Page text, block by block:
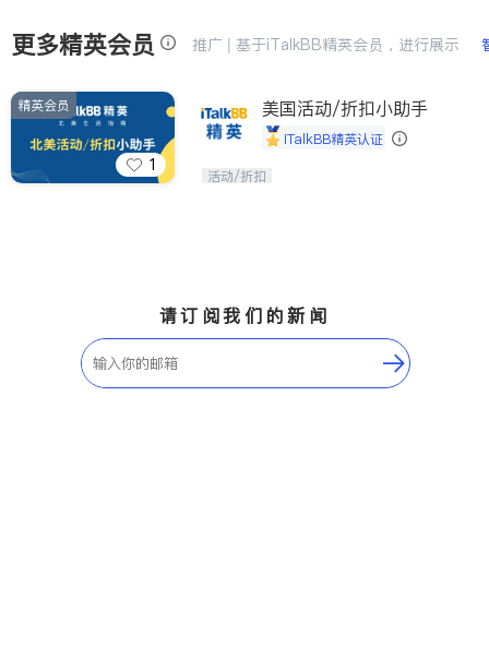
非盈利组织
更多精英会员 推广 | 基于iTalkBB精英会员，进行展示
1
精英会员 美国活动/折扣小助手
iTalkBB精英认证
iTalkBB精英 官方账号。您的美国生活
活动/折扣
请订阅我们的新闻